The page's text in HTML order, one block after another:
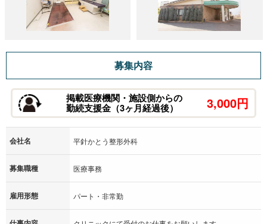
・プライベートの時間も大事にしたい。
・時間を有効に使いたい。
・地域医療に貢献したい。
≪当院では、働くママさんを応援しています！≫
休憩の時間は180分とたっぷりあるため、一度帰宅して家事な
ど済ませ、午後診療に出勤したり近隣駅までの間にスーパーな
どもあるので夕飯の買い物をしたりと家庭との両立もしやすい
環境です！
【働きやすい職場】
募集内容
掲載医療機関・施設側からの
勤続支援金（3ヶ月経過後） 3,000円
会社名 平針かとう整形外科
募集職種 医療事務
雇用形態 パート・非常勤